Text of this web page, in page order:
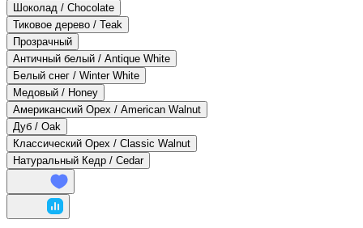
Шоколад / Chocolate
Тиковое дерево / Teak
Прозрачный
Античный белый / Antique White
Белый снег / Winter White
Медовый / Honey
Американский Орех / American Walnut
Дуб / Oak
Классический Орех / Classic Walnut
Натуральный Кедр / Cedar